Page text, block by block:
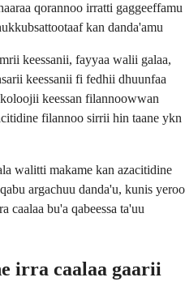
qorannoo irratti gaggeeffamu
kan danda'amu
keessanii, fayyaa walii galaa,
keessanii fi fedhii dhuunfaa
keessan filannoowwan
filannoo sirrii hin taane ykn
walitti makame kan azacitidine
argachuu danda'u, kunis yeroo
caalaa bu'a qabeessa ta'uu
irra caalaa gaarii